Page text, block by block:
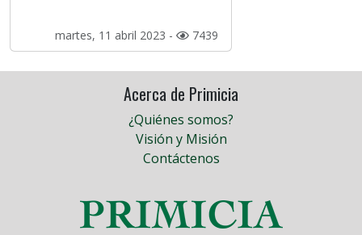
martes, 11 abril 2023 - 7439
Acerca de Primicia
¿Quiénes somos?
Visión y Misión
Contáctenos